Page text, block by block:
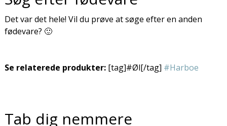
Det var det hele! Vil du prøve at søge efter en anden
fødevare? 🙂
Se relaterede produkter:[tag]#Øl[/tag] #Harboe
Tab dig nemmere